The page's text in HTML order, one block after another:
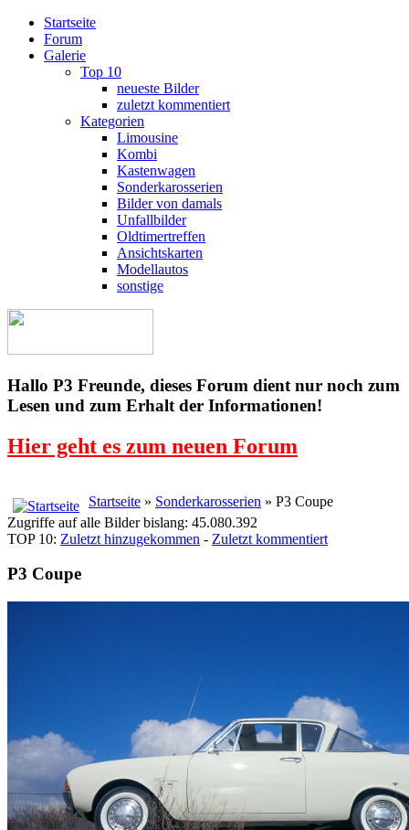
Startseite
Forum
Galerie
Top 10
neueste Bilder
zuletzt kommentiert
Kategorien
Limousine
Kombi
Kastenwagen
Sonderkarosserien
Bilder von damals
Unfallbilder
Oldtimertreffen
Ansichtskarten
Modellautos
sonstige
Hallo P3 Freunde, dieses Forum dient nur noch zum
Lesen und zum Erhalt der Informationen!
Hier geht es zum neuen Forum
Startseite » Sonderkarosserien » P3 Coupe
Zugriffe auf alle Bilder bislang: 45.080.392
TOP 10: Zuletzt hinzugekommen - Zuletzt kommentiert
P3 Coupe